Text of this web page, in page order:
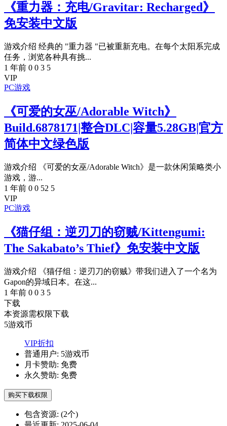
《重力器：充电/Gravitar: Recharged》
免安装中文版
游戏介绍 经典的 "重力器 "已被重新充电。在每个太阳系完成
任务，浏览各种具有挑...
1 年前 0 0 3 5
VIP
PC游戏
《可爱的女巫/Adorable Witch》
Build.6878171|整合DLC|容量5.28GB|官方
简体中文绿色版
游戏介绍 《可爱的女巫/Adorable Witch》是一款休闲策略类小
游戏，游...
1 年前 0 0 52 5
VIP
PC游戏
《猫仔组：逆刃刀的窃贼/Kittengumi:
The Sakabato’s Thief》免安装中文版
游戏介绍 《猫仔组：逆刃刀的窃贼》带我们进入了一个名为
Gapon的异域日本。在这...
1 年前 0 0 3 5
下载
本资源需权限下载
5游戏币
VIP折扣
普通用户: 5游戏币
月卡赞助: 免费
永久赞助: 免费
购买下载权限
包含资源: (2个)